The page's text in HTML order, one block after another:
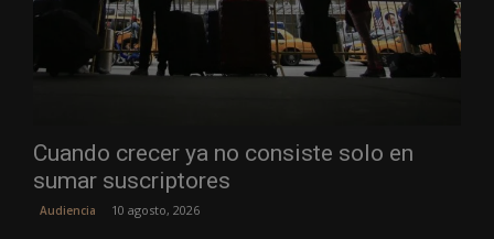
Cuando crecer ya no consiste solo en
sumar suscriptores
Audiencia 10 agosto, 2026